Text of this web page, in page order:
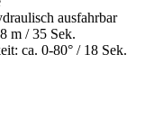
ausfahrbar
m / 35 Sek.
ca. 0-80° / 18 Sek.